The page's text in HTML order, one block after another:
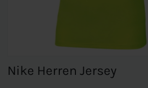
Nike Herren Jersey